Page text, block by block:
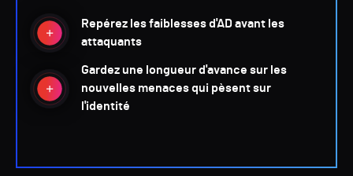
Repérez les faiblesses d'AD avant les
attaquants
Gardez une longueur d'avance sur les
nouvelles menaces qui pèsent sur
l'identité